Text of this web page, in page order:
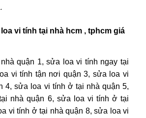
vi tính tại nhà hcm , tphcm giá
quận 1, sửa loa vi tính ngay tại
vi tính tận nơi quận 3, sửa loa vi
4, sửa loa vi tính ở tại nhà quận 5,
nhà quận 6, sửa loa vi tính ở tại
vi tính ở tại nhà quận 8, sửa loa vi